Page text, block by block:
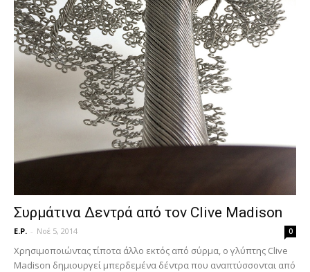
Συρμάτινα Δεντρά από τον Clive Madison
E.P. - Νοέ 5, 2014 0
Χρησιμοποιώντας τίποτα άλλο εκτός από σύρμα, ο γλύπτης Clive
Madison δημιουργεί μπερδεμένα δέντρα που αναπτύσσονται από